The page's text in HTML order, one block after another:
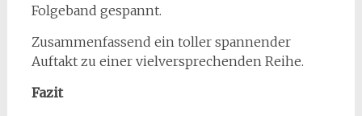
Folgeband gespannt.
Zusammenfassend ein toller spannender
Auftakt zu einer vielversprechenden Reihe.
Fazit